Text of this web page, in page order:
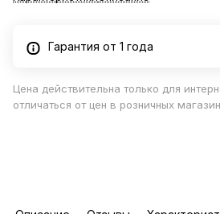
Гарантия от 1 года
Цена действительна только для
отличаться от цен в розничных